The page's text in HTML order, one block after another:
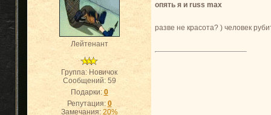
Лейтенант
Группа: Новичок
Сообщений: 59
Подарки: 0
Репутация: 0
Замечания: 20%
опять я и russ max
разве не красота? ) человек